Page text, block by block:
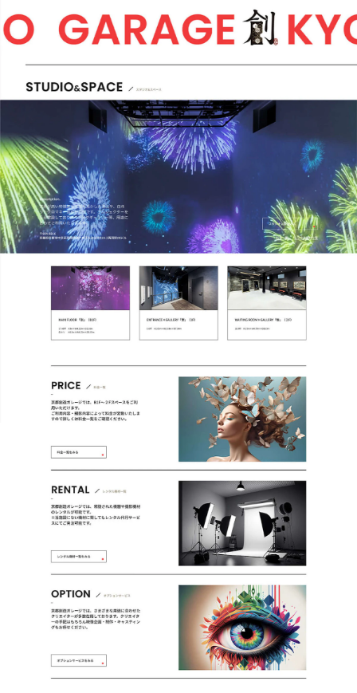
私たちのブランディング拠点
コーポレートサイト
クリエイティブに関する研究所
Qlip Creative Lab
〒141-0021 東京都品川区上大崎3-1-1 JR東急目黒
ビル4F DC
GoogleMapでみる
〒153-0064 東京都目黒区下目黒1丁目1番14号コノ
トラビル7F
プライバシーポリシー
Instagram X Facebook